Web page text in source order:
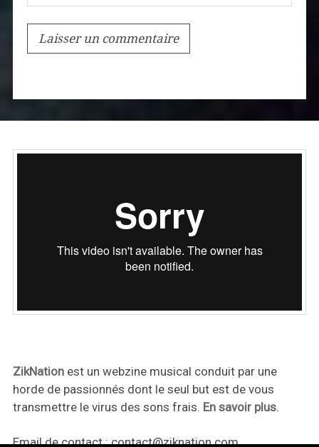
ZikNationest un webzine musical conduit par une
horde de passionnés dont le seul but est de vous
transmettre le virus des sons frais. En savoir plus.
Email de contact :contact@ziknation.com